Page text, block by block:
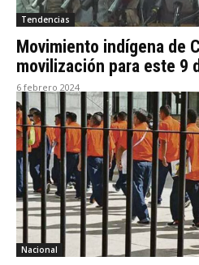
Tendencias
Movimiento indígena de
movilización para este 9
6 febrero 2024
Nacional